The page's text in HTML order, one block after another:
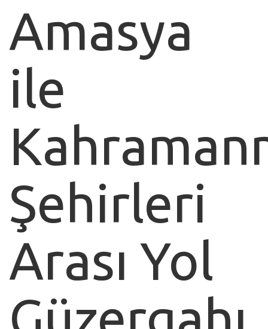
Amasya
ile
Şehirleri
Arası Yol